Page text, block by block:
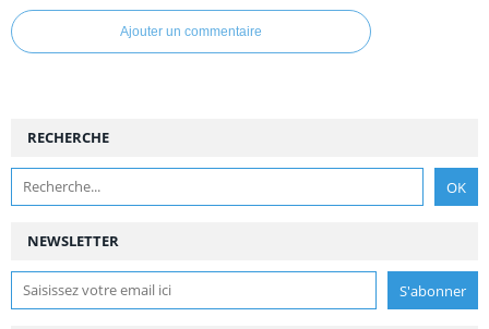
Ajouter un commentaire
NEWSLETTER
RECHERCHE